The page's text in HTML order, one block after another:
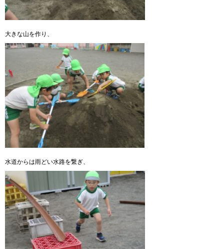
大きな山を作り、
水道からは雨どい水路を繋ぎ、